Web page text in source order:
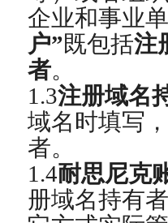
企业和事业
户”既包括注
者。
1.3注册域名
域名时填写
者。
1.4耐思尼克
册域名持有